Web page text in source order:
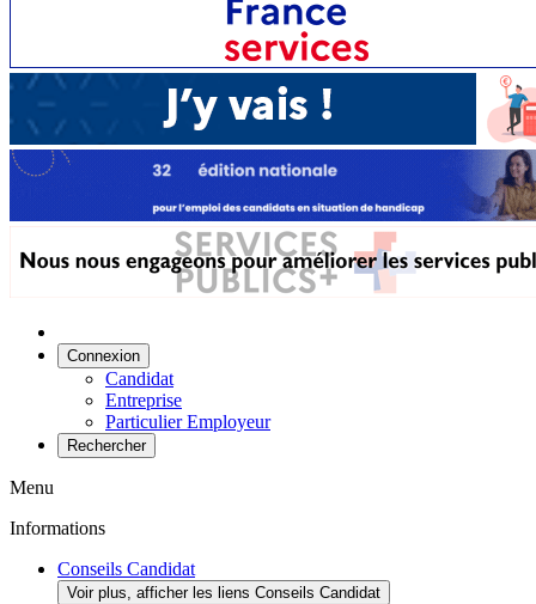
Connexion
Candidat
Entreprise
Particulier Employeur
Rechercher
Menu
Informations
Conseils Candidat
Voir plus, afficher les liens Conseils Candidat